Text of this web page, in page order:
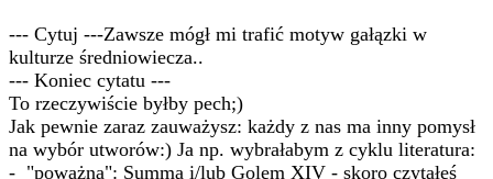
--- Cytuj ---Zawsze mógł mi trafić motyw gałązki w
kulturze średniowiecza..
--- Koniec cytatu ---
To rzeczywiście byłby pech;)
Jak pewnie zaraz zauważysz: każdy z nas ma inny pomysł
na wybór utworów:) Ja np. wybrałabym z cyklu literatura:
- "poważna": Summa i/lub Golem XIV - skoro czytałeś